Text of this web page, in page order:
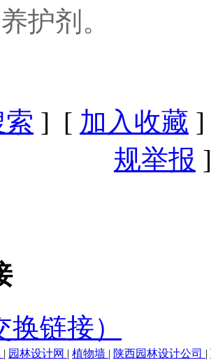
护剂。
] [ 加入收藏
规举报
换链接）
| 园林设计网 | 植物墙 | 陕西园林设计公司 |